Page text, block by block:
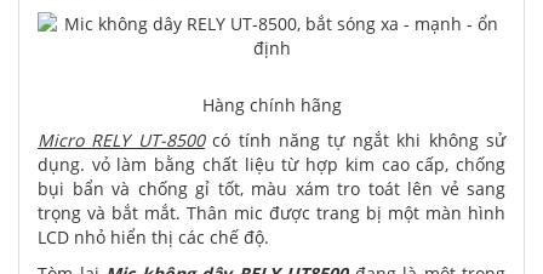
Hàng chính hãng
Micro RELY UT-8500 có tính năng tự ngắt khi không sử
dụng. vỏ làm bằng chất liệu từ hợp kim cao cấp, chống
bụi bẩn và chống gỉ tốt, màu xám tro toát lên vẻ sang
trọng và bắt mắt. Thân mic được trang bị một màn hình
LCD nhỏ hiển thị các chế độ.